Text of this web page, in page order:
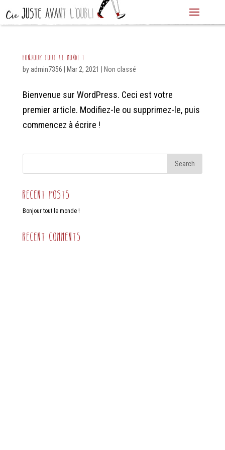
Bonjour tout le monde !
by admin7356 Mar 2, 2021 Non classé
Bienvenue sur WordPress. Ceci est votre
premier article. Modifiez-le ou supprimez-le, puis
commencez à écrire !
Recent Posts
Bonjour tout le monde !
Recent Comments